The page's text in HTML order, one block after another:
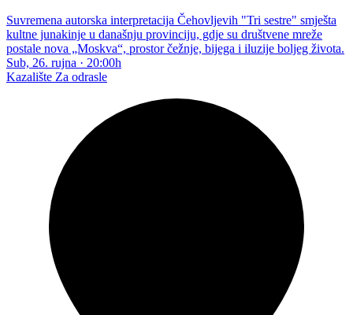
Suvremena autorska interpretacija Čehovljevih "Tri sestre" smješta
kultne junakinje u današnju provinciju, gdje su društvene mreže
postale nova „Moskva“, prostor čežnje, bijega i iluzije boljeg života.
Sub, 26. rujna · 20:00h
Kazalište Za odrasle